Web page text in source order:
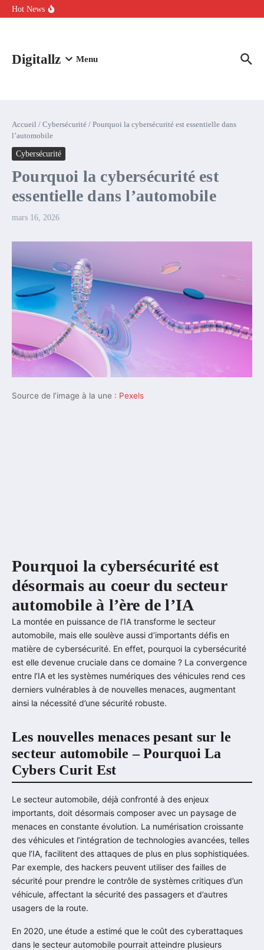
Aller au contenu
Hot News
Comment l’IA simplifie la data de caisse pour la transformer en
Digitallz Menu
Accueil / Cybersécurité / Pourquoi la cybersécurité est essentielle dans
l’automobile
Cybersécurité
Pourquoi la cybersécurité est
essentielle dans l’automobile
mars 16, 2026
Source de l’image à la une : Pexels
Pourquoi la cybersécurité est
désormais au coeur du secteur
automobile à l’ère de l’IA
La montée en puissance de l’IA transforme le secteur
automobile, mais elle soulève aussi d’importants défis en
matière de cybersécurité. En effet, pourquoi la cybersécurité
est elle devenue cruciale dans ce domaine ? La convergence
entre l’IA et les systèmes numériques des véhicules rend ces
derniers vulnérables à de nouvelles menaces, augmentant
ainsi la nécessité d’une sécurité robuste.
Les nouvelles menaces pesant sur le
secteur automobile – Pourquoi La
Cybers Curit Est
Le secteur automobile, déjà confronté à des enjeux
importants, doit désormais composer avec un paysage de
menaces en constante évolution. La numérisation croissante
des véhicules et l’intégration de technologies avancées, telles
que l’IA, facilitent des attaques de plus en plus sophistiquées.
Par exemple, des hackers peuvent utiliser des failles de
sécurité pour prendre le contrôle de systèmes critiques d’un
véhicule, affectant la sécurité des passagers et d’autres
usagers de la route.
En 2020, une étude a estimé que le coût des cyberattaques
dans le secteur automobile pourrait atteindre plusieurs